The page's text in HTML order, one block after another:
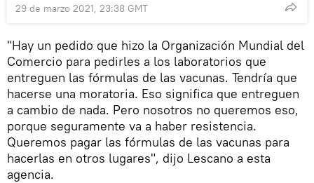
29 de marzo 2021, 23:38 GMT
"Hay un pedido que hizo la Organización Mundial del
Comercio para pedirles a los laboratorios que
entreguen las fórmulas de las vacunas. Tendría que
hacerse una moratoria. Eso significa que entreguen
a cambio de nada. Pero nosotros no queremos eso,
porque seguramente va a haber resistencia.
Queremos pagar las fórmulas de las vacunas para
hacerlas en otros lugares", dijo Lescano a esta
agencia.